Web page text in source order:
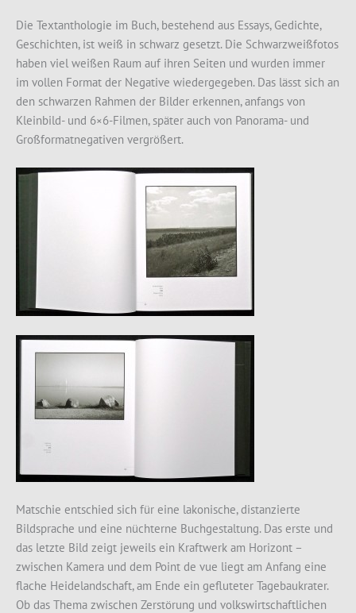
Die Textanthologie im Buch, bestehend aus Essays, Gedichte,
Geschichten, ist weiß in schwarz gesetzt. Die Schwarzweißfotos
haben viel weißen Raum auf ihren Seiten und wurden immer
im vollen Format der Negative wiedergegeben. Das lässt sich an
den schwarzen Rahmen der Bilder erkennen, anfangs von
Kleinbild- und 6×6-Filmen, später auch von Panorama- und
Großformatnegativen vergrößert.
Matschie entschied sich für eine lakonische, distanzierte
Bildsprache und eine nüchterne Buchgestaltung. Das erste und
das letzte Bild zeigt jeweils ein Kraftwerk am Horizont –
zwischen Kamera und dem Point de vue liegt am Anfang eine
flache Heidelandschaft, am Ende ein gefluteter Tagebaukrater.
Ob das Thema zwischen Zerstörung und volkswirtschaftlichen